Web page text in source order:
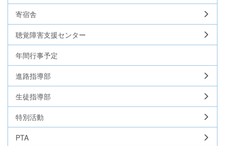
寄宿舎
聴覚障害支援センター
年間行事予定
進路指導部
生徒指導部
特別活動
PTA